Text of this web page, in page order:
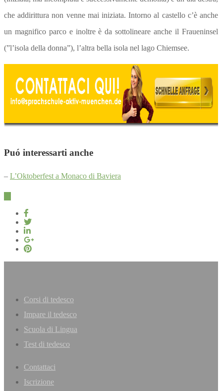
che addirittura non venne mai iniziata. Intorno al castello c’è anche
un magnifico parco e inoltre è da sottolineare anche il Fraueninsel
(”l’isola della donna”), l’altra bella isola nel lago Chiemsee.
Puó interessarti anche
– L’Oktoberfest a Monaco di Baviera
Corsi di tedesco
Impare il tedesco
Scuola di Lingua
Test di tedesco
Contattaci
Iscrizione